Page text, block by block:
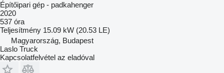
Építőipari gép - padkahenger
2020
537 óra
Teljesítmény 15.09 kW (20.53 LE)
Magyarország, Budapest
Laslo Truck
Kapcsolatfelvétel az eladóval